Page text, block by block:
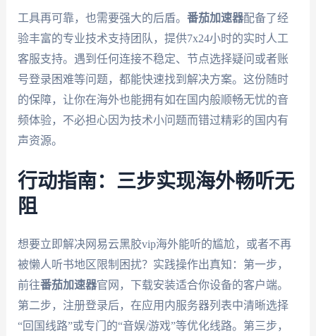
工具再可靠，也需要强大的后盾。 番茄加速器配备了经
验丰富的专业技术支持团队，提供7x24小时的实时人工
客服支持。遇到任何连接不稳定、节点选择疑问或者账
号登录困难等问题，都能快速找到解决方案。这份随时
的保障，让你在海外也能拥有如在国内般顺畅无忧的音
频体验，不必担心因为技术小问题而错过精彩的国内有
声资源。
行动指南：三步实现海外畅听无
阻
想要立即解决网易云黑胶vip海外能听的尴尬，或者不再
被懒人听书地区限制困扰？实践操作出真知：第一步，
前往番茄加速器官网，下载安装适合你设备的客户端。
第二步，注册登录后，在应用内服务器列表中清晰选择
“回国线路”或专门的“音娱/游戏”等优化线路。第三步，